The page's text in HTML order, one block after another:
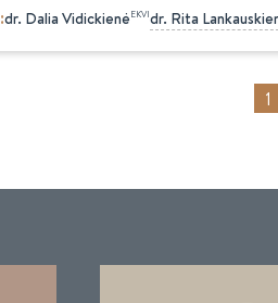
:dr. Dalia VidickienėEKVIdr. Rita
1